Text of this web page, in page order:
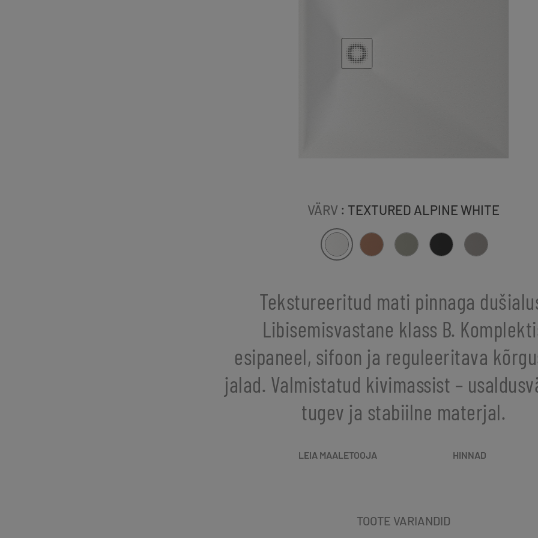
VÄRV : TEXTURED ALPINE WHITE
Tekstureeritud mati pinnaga
Libisemisvastane klass B.
esipaneel, sifoon ja reguleeritava
jalad. Valmistatud kivimassist –
tugev ja stabiilne materjal.
LEIA MAALETOOJA HINNAD
TOOTE VARIANDID